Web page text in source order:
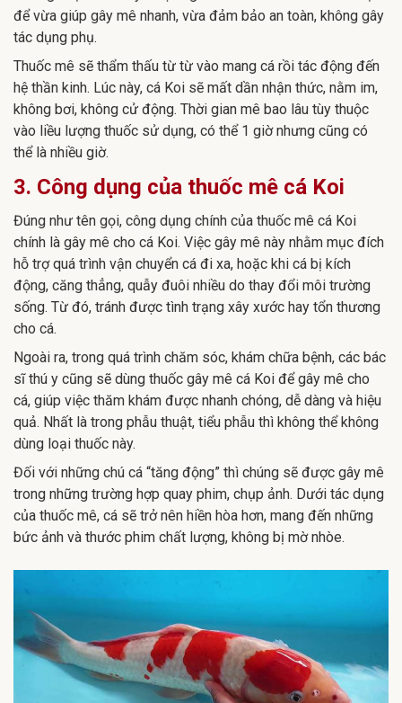
để vừa giúp gây mê nhanh, vừa đảm bảo an toàn, không gây
tác dụng phụ.
Thuốc mê sẽ thẩm thấu từ từ vào mang cá rồi tác động đến
hệ thần kinh. Lúc này, cá Koi sẽ mất dần nhận thức, nằm im,
không bơi, không cử động. Thời gian mê bao lâu tùy thuộc
vào liều lượng thuốc sử dụng, có thể 1 giờ nhưng cũng có
thể là nhiều giờ.
3. Công dụng của thuốc mê cá Koi
Đúng như tên gọi, công dụng chính của thuốc mê cá Koi
chính là gây mê cho cá Koi. Việc gây mê này nhằm mục đích
hỗ trợ quá trình vận chuyển cá đi xa, hoặc khi cá bị kích
động, căng thẳng, quẫy đuôi nhiều do thay đổi môi trường
sống. Từ đó, tránh được tình trạng xây xước hay tổn thương
cho cá.
Ngoài ra, trong quá trình chăm sóc, khám chữa bệnh, các bác
sĩ thú y cũng sẽ dùng thuốc gây mê cá Koi để gây mê cho
cá, giúp việc thăm khám được nhanh chóng, dễ dàng và hiệu
quả. Nhất là trong phẫu thuật, tiểu phẫu thì không thể không
dùng loại thuốc này.
Đối với những chú cá “tăng động” thì chúng sẽ được gây mê
trong những trường hợp quay phim, chụp ảnh. Dưới tác dụng
của thuốc mê, cá sẽ trở nên hiền hòa hơn, mang đến những
bức ảnh và thước phim chất lượng, không bị mờ nhòe.